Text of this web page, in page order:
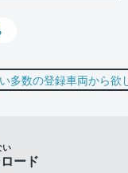
い
ード